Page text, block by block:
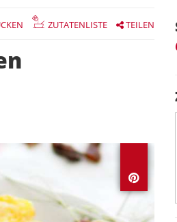
ZUTATENLISTE TEILEN